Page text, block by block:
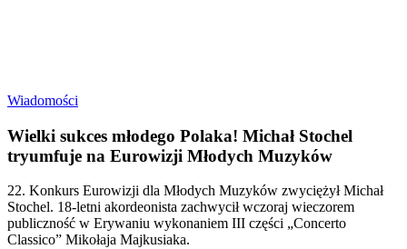
Wiadomości
Wielki sukces młodego Polaka! Michał Stochel
tryumfuje na Eurowizji Młodych Muzyków
22. Konkurs Eurowizji dla Młodych Muzyków zwyciężył Michał
Stochel. 18-letni akordeonista zachwycił wczoraj wieczorem
publiczność w Erywaniu wykonaniem III części „Concerto
Classico” Mikołaja Majkusiaka.